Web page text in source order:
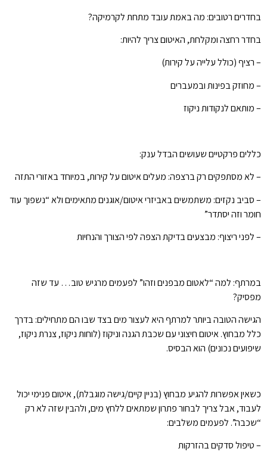
בחדרים רטובים: מה באמת עובד מתחת לקרמיקה?
בחדר רחצה ומקלחת, האיטום צריך להיות:
– רציף (כולל עלייה על קירות)
– מחוזק בפינות ובמעברים
– מותאם לנקודות ניקוז
כללים פרקטיים שעושים הבדל ענק:
– לא מסתפקים רק ברצפה: מעלים איטום על קירות, במיוחד באזורי התזה
– סביב נקזים: משתמשים באביזרי איטום/אוגנים מתאימים ולא “נשפוך עוד
חומר וזה יסתדר”
– לפני ריצוף: מבצעים בדיקת הצפה לפי הצורך והנחיות
במרתף: למה “לאטום מבפנים וזהו” לפעמים מרגיש טוב… עד שזה
מפסיק?
הגישה הטובה ביותר למרתף היא לעצור מים בצד שבו הם מתחילים: בדרך
כלל מבחוץ. איטום חיצוני עם שכבת הגנה וניקוז (לוחות ניקוז, צנרת ניקוז,
שיפועים נכונים) הוא הבסיס.
כשאין אפשרות להגיע מבחוץ (בניין קיים/גישה מוגבלת), איטום פנימי יכול
לעבוד, אבל צריך לבחור פתרון שמתאים ללחץ מים, ולהבין שזה לא רק
“שכבה”. לפעמים משלבים:
– טיפול סדקים בהזרקות